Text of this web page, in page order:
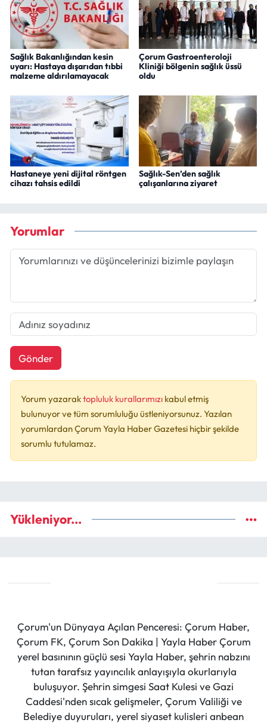
Sağlık Bakanlığından kesin
uyarı: Hastaya dışarıdan tıbbi
malzeme aldırılamayacak
Çorum Gastroenteroloji
Kliniği bölgenin sağlık üssü
oldu
Hastaneye yeni dijital röntgen
cihazı tahsis edildi
Sağlık-Sen’den sağlık
çalışanlarına ziyaret
Yorumlar
Gönder
Yorum yazaraktopluluk kurallarımızı kabul etmiş
bulunuyor ve tüm sorumluluğu üstleniyorsunuz. Yazılan
yorumlardan Çorum Yayla Haber Gazetesi hiçbir şekilde
sorumlu tutulamaz.
Yükleniyor...
Çorum'un Dünyaya Açılan Penceresi: Çorum Haber,
Çorum FK, Çorum Son Dakika | Yayla Haber Çorum
yerel basınının güçlü sesi Yayla Haber, şehrin nabzını
tutan tarafsız yayıncılık anlayışıyla okurlarıyla
buluşuyor. Şehrin simgesi Saat Kulesi ve Gazi
Caddesi'nden sıcak gelişmeler, Çorum Valiliği ve
Belediye duyuruları, yerel siyaset kulisleri anbean